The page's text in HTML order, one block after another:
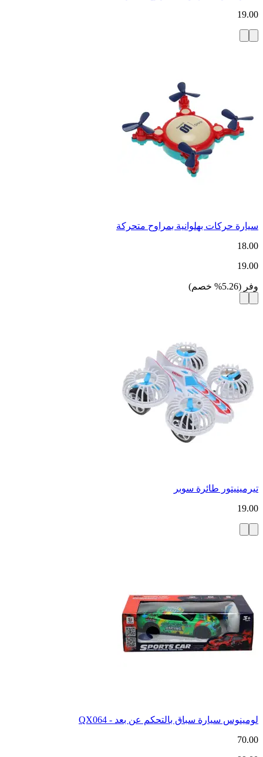
19.00
سيارة حركات بهلوانية بمراوح متحركة
18.00
19.00
وفر (
5.26
% خصم)
تيرمينيتور طائرة سوبر
19.00
لومينوس سيارة سباق بالتحكم عن بعد - QX064
70.00